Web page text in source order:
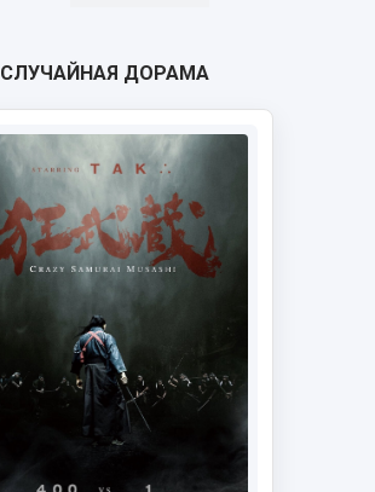
СЛУЧАЙНАЯ ДОРАМА